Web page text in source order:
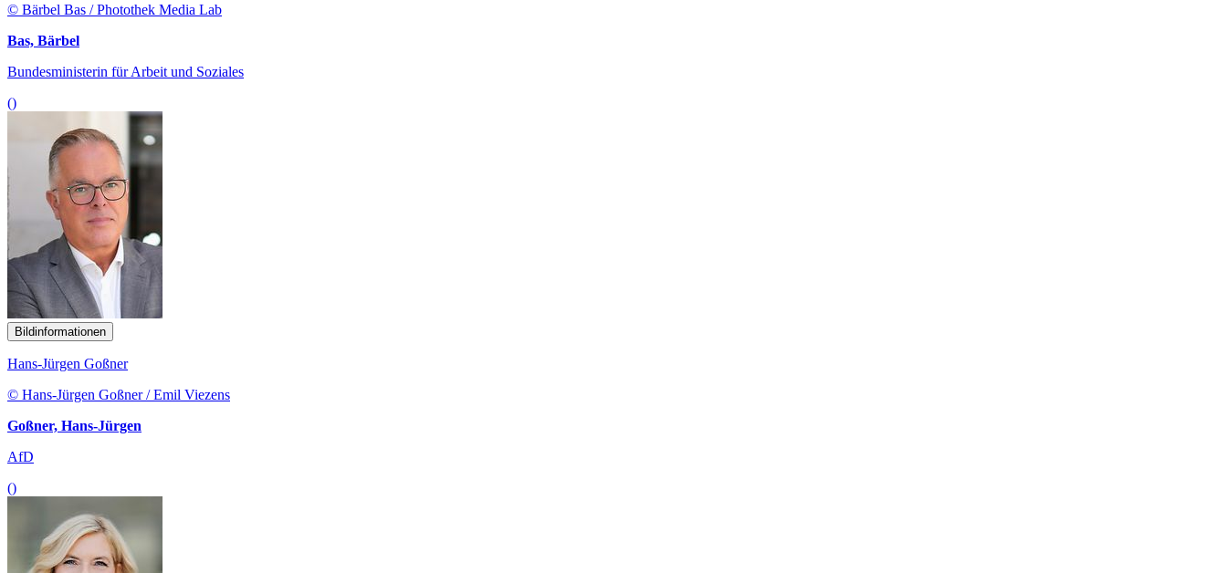
© Bärbel Bas / Photothek Media Lab
Bas, Bärbel
Bundesministerin für Arbeit und Soziales
()
Bildinformationen
Hans-Jürgen Goßner
© Hans-Jürgen Goßner / Emil Viezens
Goßner, Hans-Jürgen
AfD
()